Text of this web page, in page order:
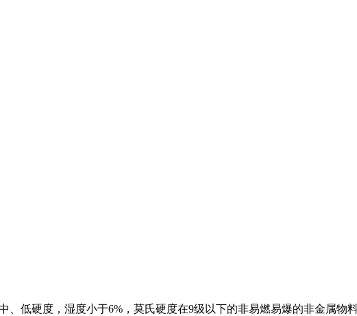
低硬度，湿度小于6%，莫氏硬度在9级以下的非易燃易爆的非金属物